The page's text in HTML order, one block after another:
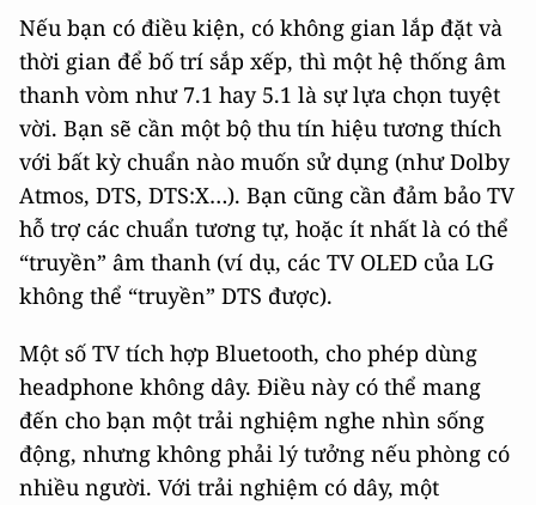
Nếu bạn có điều kiện, có không gian lắp đặt và
thời gian để bố trí sắp xếp, thì một hệ thống âm
thanh vòm như 7.1 hay 5.1 là sự lựa chọn tuyệt
vời. Bạn sẽ cần một bộ thu tín hiệu tương thích
với bất kỳ chuẩn nào muốn sử dụng (như Dolby
Atmos, DTS, DTS:X…). Bạn cũng cần đảm bảo TV
hỗ trợ các chuẩn tương tự, hoặc ít nhất là có thể
“truyền” âm thanh (ví dụ, các TV OLED của LG
không thể “truyền” DTS được).
Một số TV tích hợp Bluetooth, cho phép dùng
headphone không dây. Điều này có thể mang
đến cho bạn một trải nghiệm nghe nhìn sống
động, nhưng không phải lý tưởng nếu phòng có
nhiều người. Với trải nghiệm có dây, một